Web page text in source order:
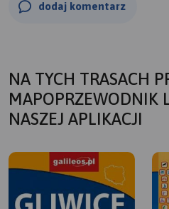
dodaj komentarz
NA TYCH TRASACH
MAPOPRZEWODNIK
NASZEJ APLIKACJI